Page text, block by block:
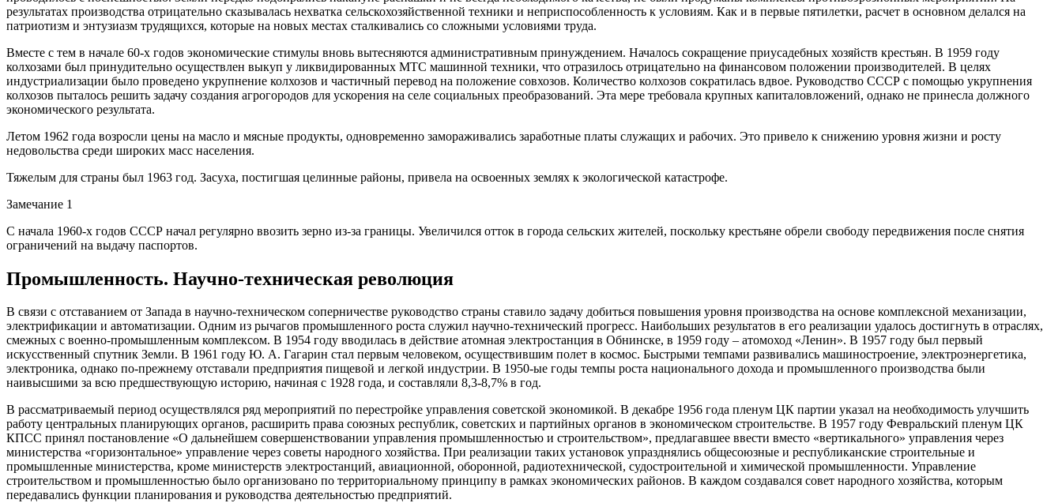
результатах производства отрицательно сказывалась нехватка сельскохозяйственной техники и неприспособленность к условиям. Как и в первые пятилетки, расчет в основном делался на
патриотизм и энтузиазм трудящихся, которые на новых местах сталкивались со сложными условиями труда.
Вместе с тем в начале 60-х годов экономические стимулы вновь вытесняются административным принуждением. Началось сокращение приусадебных хозяйств крестьян. В 1959 году
колхозами был принудительно осуществлен выкуп у ликвидированных МТС машинной техники, что отразилось отрицательно на финансовом положении производителей. В целях
индустриализации было проведено укрупнение колхозов и частичный перевод на положение совхозов. Количество колхозов сократилась вдвое. Руководство СССР с помощью укрупнения
колхозов пыталось решить задачу создания агрогородов для ускорения на селе социальных преобразований. Эта мере требовала крупных капиталовложений, однако не принесла должного
экономического результата.
Летом 1962 года возросли цены на масло и мясные продукты, одновременно замораживались заработные платы служащих и рабочих. Это привело к снижению уровня жизни и росту
недовольства среди широких масс населения.
Тяжелым для страны был 1963 год. Засуха, постигшая целинные районы, привела на освоенных землях к экологической катастрофе.
Замечание 1
С начала 1960-х годов СССР начал регулярно ввозить зерно из-за границы. Увеличился отток в города сельских жителей, поскольку крестьяне обрели свободу передвижения после снятия
ограничений на выдачу паспортов.
Промышленность. Научно-техническая революция
В связи с отставанием от Запада в научно-техническом соперничестве руководство страны ставило задачу добиться повышения уровня производства на основе комплексной механизации,
электрификации и автоматизации. Одним из рычагов промышленного роста служил научно-технический прогресс. Наибольших результатов в его реализации удалось достигнуть в отраслях,
смежных с военно-промышленным комплексом. В 1954 году вводилась в действие атомная электростанция в Обнинске, в 1959 году – атомоход «Ленин». В 1957 году был первый
искусственный спутник Земли. В 1961 году Ю. А. Гагарин стал первым человеком, осуществившим полет в космос. Быстрыми темпами развивались машиностроение, электроэнергетика,
электроника, однако по-прежнему отставали предприятия пищевой и легкой индустрии. В 1950-ые годы темпы роста национального дохода и промышленного производства были
наивысшими за всю предшествующую историю, начиная с 1928 года, и составляли 8,3-8,7% в год.
В рассматриваемый период осуществлялся ряд мероприятий по перестройке управления советской экономикой. В декабре 1956 года пленум ЦК партии указал на необходимость улучшить
работу центральных планирующих органов, расширить права союзных республик, советских и партийных органов в экономическом строительстве. В 1957 году Февральский пленум ЦК
КПСС принял постановление «О дальнейшем совершенствовании управления промышленностью и строительством», предлагавшее ввести вместо «вертикального» управления через
министерства «горизонтальное» управление через советы народного хозяйства. При реализации таких установок упразднялись общесоюзные и республиканские строительные и
промышленные министерства, кроме министерств электростанций, авиационной, оборонной, радиотехнической, судостроительной и химической промышленности. Управление
строительством и промышленностью было организовано по территориальному принципу в рамках экономических районов. В каждом создавался совет народного хозяйства, которым
передавались функции планирования и руководства деятельностью предприятий.